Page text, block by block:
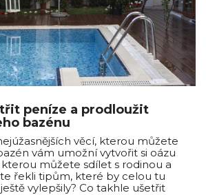
peníze a prodloužit
bazénu
věcí, kterou můžete
vám umožní vytvořit si oázu
kterou můžete sdílet s rodinou a
řekli tipům, které by celou tu
vylepšily? Co takhle ušetřit